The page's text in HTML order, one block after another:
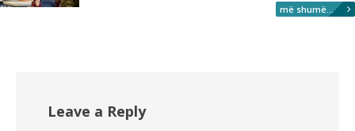
më shumë...
Leave a Reply